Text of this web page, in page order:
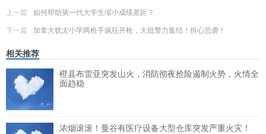
上一篇
如何帮助第一代大学生缩小成绩差距？
下一篇
加拿大犹太小学两枪手疯狂开枪，大批警力集结！担心恐袭！
相关推荐
橙县布雷亚突发山火，消防彻夜抢险遏制火势，火情全
面趋稳
浓烟滚滚！曼谷有医疗设备大型仓库突发严重火灾！